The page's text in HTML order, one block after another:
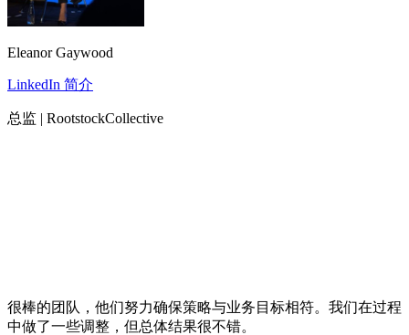
Eleanor Gaywood
LinkedIn 简介
总监 | RootstockCollective
很棒的团队，他们努力确保策略与业务目标相符。我们在过程
中做了一些调整，但总体结果很不错。